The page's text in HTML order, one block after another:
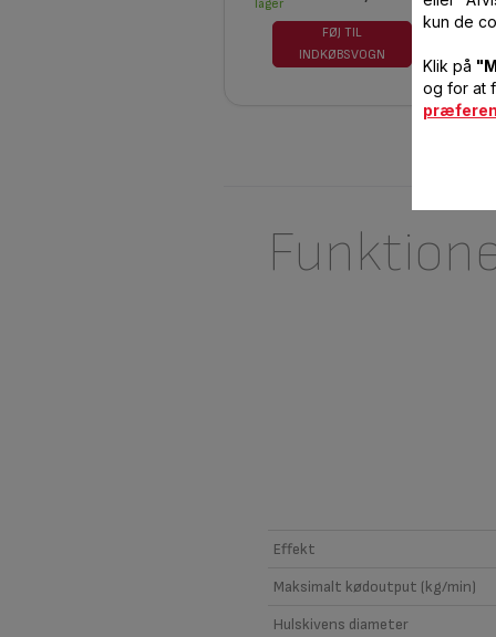
lager
FØJ TIL
INDKØBSVOGN
Effekt
Maksimalt kødoutput (kg/min)
Hulskivens diameter
kun de
Klik på
og for at